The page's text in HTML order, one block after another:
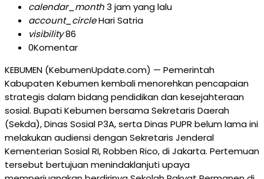
calendar_month3 jam yang lalu
account_circleHari Satria
visibility86
0Komentar
KEBUMEN (KebumenUpdate.com) — Pemerintah
Kabupaten Kebumen kembali menorehkan pencapaian
strategis dalam bidang pendidikan dan kesejahteraan
sosial. Bupati Kebumen bersama Sekretaris Daerah
(Sekda), Dinas Sosial P3A, serta Dinas PUPR belum lama ini
melakukan audiensi dengan Sekretaris Jenderal
Kementerian Sosial RI, Robben Rico, di Jakarta. Pertemuan
tersebut bertujuan menindaklanjuti upaya